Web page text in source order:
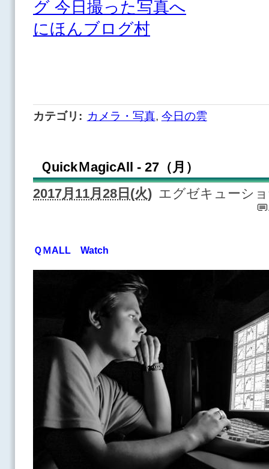
にほんブログ村
カテゴリ : カメラ・写真, 今日の雲
ＱuickＭagicAll - 27（月）
2017月11月28日(火) エグゼキューシ
ＱＭALL Watch